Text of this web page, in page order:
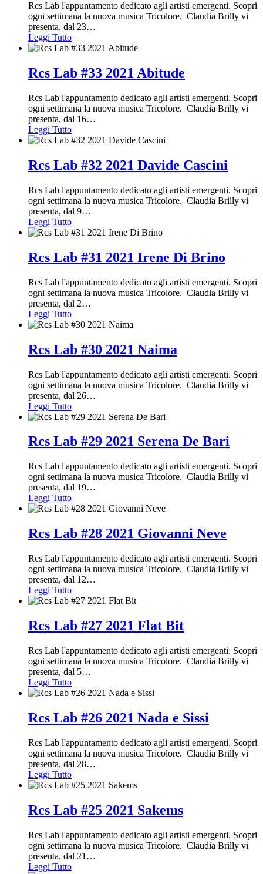
Rcs Lab l'appuntamento dedicato agli artisti emergenti. Scopri
ogni settimana la nuova musica Tricolore. Claudia Brilly vi
presenta, dal 23…
Leggi Tutto
Rcs Lab #33 2021 Abitude
Rcs Lab l'appuntamento dedicato agli artisti emergenti. Scopri
ogni settimana la nuova musica Tricolore. Claudia Brilly vi
presenta, dal 16…
Leggi Tutto
Rcs Lab #32 2021 Davide Cascini
Rcs Lab l'appuntamento dedicato agli artisti emergenti. Scopri
ogni settimana la nuova musica Tricolore. Claudia Brilly vi
presenta, dal 9…
Leggi Tutto
Rcs Lab #31 2021 Irene Di Brino
Rcs Lab l'appuntamento dedicato agli artisti emergenti. Scopri
ogni settimana la nuova musica Tricolore. Claudia Brilly vi
presenta, dal 2…
Leggi Tutto
Rcs Lab #30 2021 Naima
Rcs Lab l'appuntamento dedicato agli artisti emergenti. Scopri
ogni settimana la nuova musica Tricolore. Claudia Brilly vi
presenta, dal 26…
Leggi Tutto
Rcs Lab #29 2021 Serena De Bari
Rcs Lab l'appuntamento dedicato agli artisti emergenti. Scopri
ogni settimana la nuova musica Tricolore. Claudia Brilly vi
presenta, dal 19…
Leggi Tutto
Rcs Lab #28 2021 Giovanni Neve
Rcs Lab l'appuntamento dedicato agli artisti emergenti. Scopri
ogni settimana la nuova musica Tricolore. Claudia Brilly vi
presenta, dal 12…
Leggi Tutto
Rcs Lab #27 2021 Flat Bit
Rcs Lab l'appuntamento dedicato agli artisti emergenti. Scopri
ogni settimana la nuova musica Tricolore. Claudia Brilly vi
presenta, dal 5…
Leggi Tutto
Rcs Lab #26 2021 Nada e Sissi
Rcs Lab l'appuntamento dedicato agli artisti emergenti. Scopri
ogni settimana la nuova musica Tricolore. Claudia Brilly vi
presenta, dal 28…
Leggi Tutto
Rcs Lab #25 2021 Sakems
Rcs Lab l'appuntamento dedicato agli artisti emergenti. Scopri
ogni settimana la nuova musica Tricolore. Claudia Brilly vi
presenta, dal 21 …
Leggi Tutto